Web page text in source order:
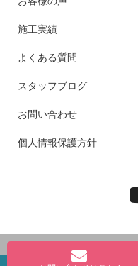
施工実績
よくある質問
スタッフブログ
お問い合わせ
個人情報保護方針